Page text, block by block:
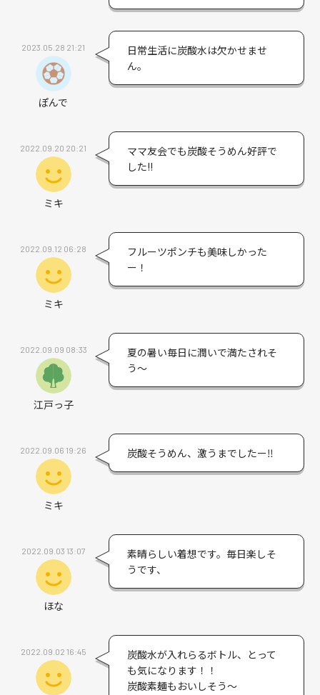
2023.05.28 21:21
ぽんで
日常生活に炭酸水は欠かせませ
ん。
2022.09.20 20:21
ミキ
ママ友会でも炭酸そうめん好評で
した!!
2022.09.12 06:28
ミキ
フルーツポンチも美味しかった
ー！
2022.09.09 08:33
江戸っ子
夏の暑い毎日に潤いで満たされそ
う～
2022.09.06 19:26
ミキ
炭酸そうめん、激うまでしたー‼︎
2022.09.03 13:07
ほな
素晴らしい着想です。毎日楽しそ
うです、
2022.09.02 16:45
炭酸水が入れらるボトル、とって
も気になります！！
炭酸素麺もおいしそう～